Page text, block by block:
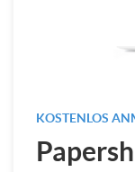
KOSTENLOS